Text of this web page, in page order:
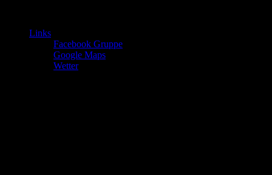
Links
Facebook Gruppe
Google Maps
Wetter